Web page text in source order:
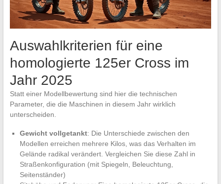
Auswahlkriterien für eine
homologierte 125er Cross im
Jahr 2025
Statt einer Modellbewertung sind hier die technischen
Parameter, die die Maschinen in diesem Jahr wirklich
unterscheiden.
Gewicht vollgetankt: Die Unterschiede zwischen den
Modellen erreichen mehrere Kilos, was das Verhalten im
Gelände radikal verändert. Vergleichen Sie diese Zahl in
Straßenkonfiguration (mit Spiegeln, Beleuchtung,
Seitenständer)